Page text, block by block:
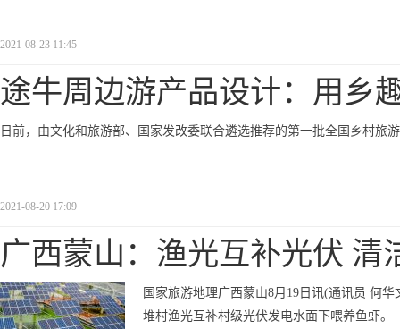
2021-08-23 11:45
途牛周边游产品设计：用乡
日前，由文化和旅游部、国家发改委联合遴选推荐的第一批全国乡村旅
2021-08-20 17:09
广西蒙山：渔光互补光伏 清
国家旅游地理广西蒙山8月19日讯(通讯员 何
堆村渔光互补村级光伏发电水面下喂养鱼虾。